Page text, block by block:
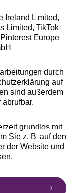
Ireland Limited,
Limited, TikTok
Europe
durch
auf
sind außerdem
grundlos mit
Sie z. B. auf den
der Website und